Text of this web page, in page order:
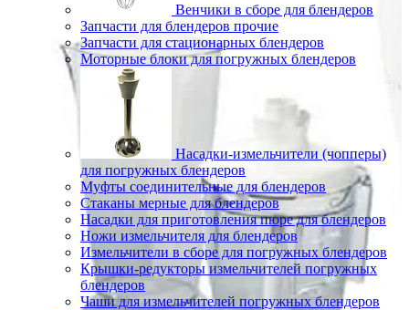
Венчики в сборе для блендеров
Запчасти для блендеров прочие
Запчасти для стационарных блендеров
Моторные блоки для погружных блендеров
Насадки-измельчители (чопперы)
для погружных блендеров
Муфты соединительные для блендеров
Стаканы мерные для блендеров
Насадки для приготовления пюре для блендеров
Ножи измельчителя для блендеров
Измельчители в сборе для погружных блендеров
Крышки-редукторы измельчителей погружных
блендеров
Чаши для измельчителей погружных блендеров